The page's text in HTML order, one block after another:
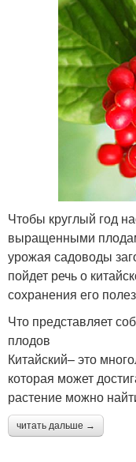
Чтобы круглый год
выращенными
урожая садоводы
пойдет речь о
сохранения его
Что представляет
плодов
Китайский– это
которая может
растение можно
читать дальше →